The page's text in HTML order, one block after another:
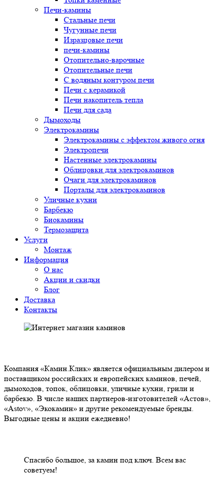
Печи-камины
Стальные печи
Чугунные печи
Изразцовые печи
печи-камины
Отопительно-варочные
Отопительные печи
С водяным контуром печи
Печи с керамикой
Печи накопитель тепла
Печи для сада
Дымоходы
Электрокамины
Электрокамины с эффектом живого огня
Электропечи
Настенные электрокамины
Облицовки для электрокаминов
Очаги для электрокаминов
Порталы для электрокаминов
Уличные кухни
Барбекю
Биокамины
Термозащита
Услуги
Монтаж
Информация
О нас
Акции и скидки
Блог
Доставка
Контакты
Компания «Камин.Клик» является официальным дилером и
поставщиком российских и европейских каминов, печей,
дымоходов, топок, облицовки, уличные кухни, грили и
барбекю. В числе наших партнеров-изготовителей «Астов»,
«Astov», «Экокамин» и другие рекомендуемые бренды.
Выгодные цены и акции ежедневно!
Спасибо большое, за камин под ключ. Всем вас
советуем!